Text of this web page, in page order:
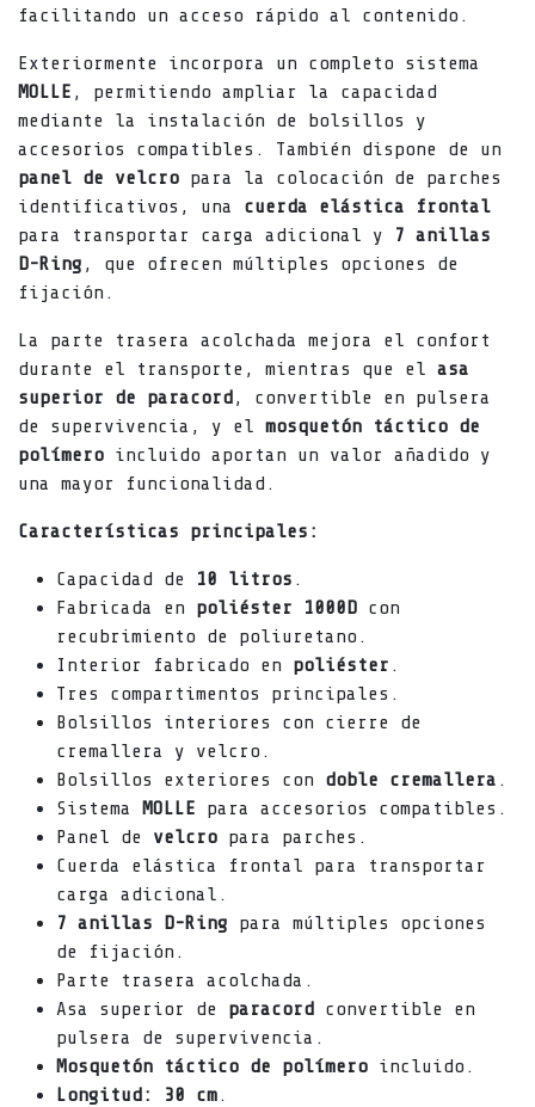
facilitando un acceso rápido al contenido.
Exteriormente incorpora un completo sistema
MOLLE , permitiendo ampliar la capacidad
mediante la instalación de bolsillos y
accesorios compatibles. También dispone de un
panel de velcro para la colocación de parches
identificativos, una cuerda elástica frontal
para transportar carga adicional y
7 anillas
D-Ring , que ofrecen múltiples opciones de
fijación.
La parte trasera acolchada mejora el confort
durante el transporte, mientras que el asa
superior de paracord , convertible en pulsera
de supervivencia, y el mosquetón táctico de
polímero incluido aportan un valor añadido y
una mayor funcionalidad.
Características principales:
Capacidad de 10 litros .
Fabricada en poliéster 1000D con
recubrimiento de poliuretano.
Interior fabricado en poliéster .
Tres compartimentos principales.
Bolsillos interiores con cierre de
cremallera y velcro.
Bolsillos exteriores con doble cremallera .
Sistema
MOLLE para accesorios compatibles.
Panel de velcro para parches.
Cuerda elástica frontal para transportar
carga adicional.
7 anillas D-Ring para múltiples opciones
de fijación.
Parte trasera acolchada.
Asa superior de paracord
convertible en
pulsera de supervivencia.
Mosquetón táctico de polímero incluido.
Longitud:
30 cm.